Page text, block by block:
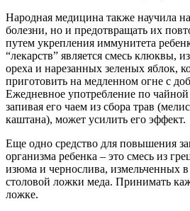
Народная медицина также научила
болезни, но и предотвращать их
путем укрепления иммунитета
“лекарств” является смесь клюквы,
ореха и нарезанных зеленых яблок,
приготовить на медленном огне с
Ежедневное употребление по чайной
запивая его чаем из сбора трав
каштана), может усилить его эффект.
Еще одно средство для повышения
организма ребенка – это смесь из
изюма и чернослива, измельченных
столовой ложки меда. Принимать
ложке.